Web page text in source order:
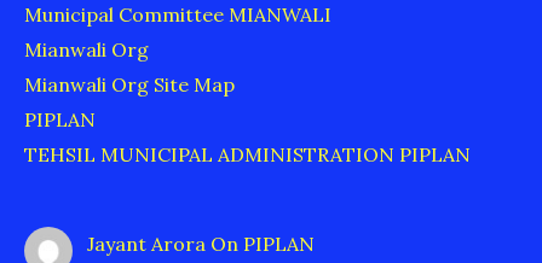
Municipal Committee MIANWALI
Mianwali Org
Mianwali Org Site Map
PIPLAN
TEHSIL MUNICIPAL ADMINISTRATION PIPLAN
Jayant Arora On PIPLAN